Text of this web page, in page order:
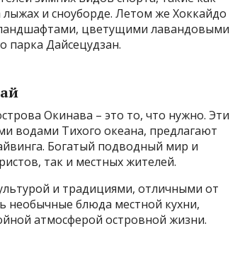
и сноуборде. Летом же Хоккайдо
цветущими лавандовыми
парка Дайсецудзан.
Окинава – это то, что нужно. Эти
водами Тихого океана, предлагают
Богатый подводный мир и
так и местных жителей.
и традициями, отличными от
необычные блюда местной кухни,
атмосферой островной жизни.